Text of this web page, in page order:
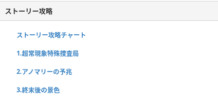
ストーリー攻略
ストーリー攻略チャート
1.超常現象特殊捜査局
2.アノマリーの予兆
3.終末後の景色